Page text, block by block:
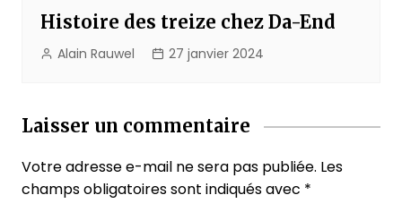
Histoire des treize chez Da-End
Alain Rauwel 27 janvier 2024
Laisser un commentaire
Votre adresse e-mail ne sera pas publiée. Les
champs obligatoires sont indiqués avec *